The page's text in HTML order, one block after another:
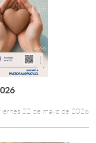
22 de mayo de 2026